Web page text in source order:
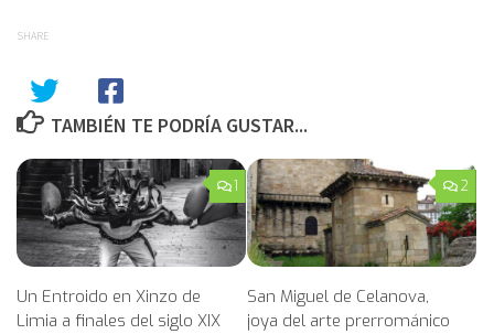
SHARE
TAMBIÉN TE PODRÍA GUSTAR...
1
Un Entroido en Xinzo de
Limia a finales del siglo XIX
2
San Miguel de Celanova,
joya del arte prerrománico